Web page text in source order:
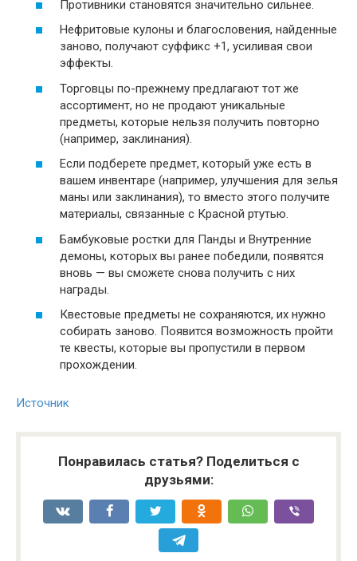
Противники становятся значительно сильнее.
Нефритовые кулоны и благословения, найденные
заново, получают суффикс +1, усиливая свои
эффекты.
Торговцы по-прежнему предлагают тот же
ассортимент, но не продают уникальные
предметы, которые нельзя получить повторно
(например, заклинания).
Если подберете предмет, который уже есть в
вашем инвентаре (например, улучшения для зелья
маны или заклинания), то вместо этого получите
материалы, связанные с Красной ртутью.
Бамбуковые ростки для Панды и Внутренние
демоны, которых вы ранее победили, появятся
вновь — вы сможете снова получить с них
награды.
Квестовые предметы не сохраняются, их нужно
собирать заново. Появится возможность пройти
те квесты, которые вы пропустили в первом
прохождении.
Источник
Понравилась статья? Поделиться с
друзьями: